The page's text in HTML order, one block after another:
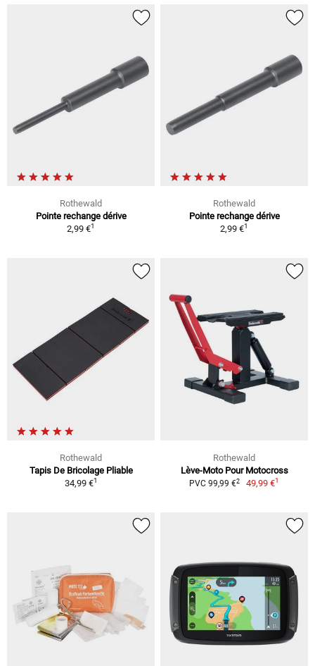
Rothewald
Pointe rechange dérive
2,99 €1
Rothewald
Pointe rechange dérive
2,99 €1
Rothewald
Tapis De Bricolage Pliable
34,99 €1
Rothewald
Lève-Moto Pour Motocross
PVC 99,99 €2 49,99 €1